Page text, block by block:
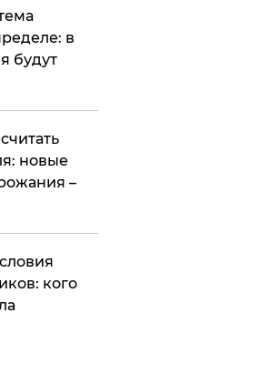
в
будут
новые
–
кого